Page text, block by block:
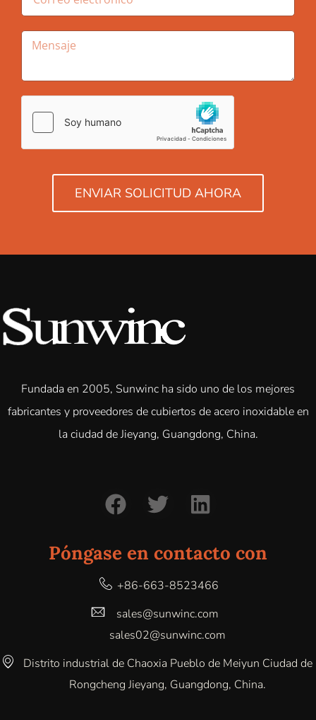
ENVIAR SOLICITUD AHORA
Fundada en 2005, Sunwinc ha sido uno de los mejores
fabricantes y proveedores de cubiertos de acero inoxidable en
la ciudad de Jieyang, Guangdong, China.
Póngase en contacto con
+86-663-8523466
sales@sunwinc.com
sales02@sunwinc.com
Distrito industrial de Chaoxia Pueblo de Meiyun Ciudad de
Rongcheng Jieyang, Guangdong, China.